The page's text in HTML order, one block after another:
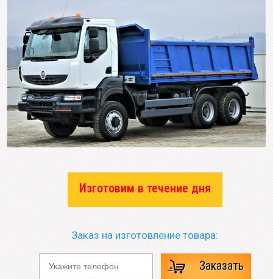
Изготовим в течение дня
Заказ на изготовление товара:
Заказать